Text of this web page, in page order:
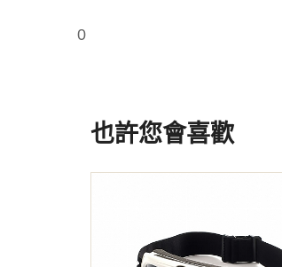
0
也許您會喜歡